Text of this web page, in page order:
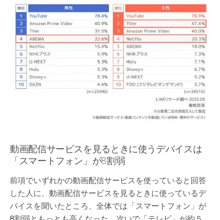
動画配信サービスを見るときに使うデバイスは
「スマートフォン」が8割弱
前項でいずれかの動画配信サービスを使っていると回答
した人に、動画配信サービスを見るときに使っているデ
バイスを聞いたところ、全体では「スマートフォン」が